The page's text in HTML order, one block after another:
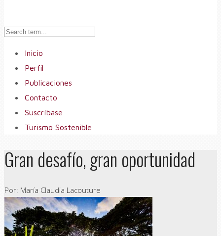
Inicio
Perfil
Publicaciones
Contacto
Suscríbase
Turismo Sostenible
Gran desafío, gran oportunidad
Por: María Claudia Lacouture